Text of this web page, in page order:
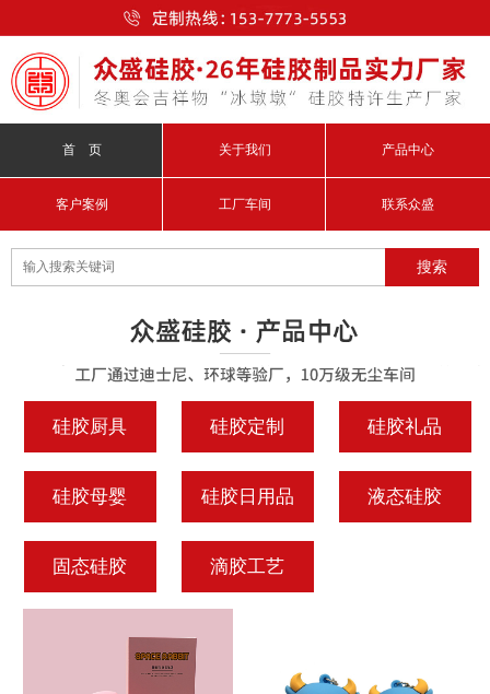
首 页 关于我们 产品中心
客户案例 工厂车间 联系众盛
硅胶厨具 硅胶定制 硅胶礼品
硅胶母婴 硅胶日用品 液态硅胶
固态硅胶 滴胶工艺